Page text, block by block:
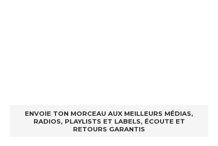
ENVOIE TON MORCEAU AUX MEILLEURS MÉDIAS,
RADIOS, PLAYLISTS ET LABELS, ÉCOUTE ET
RETOURS GARANTIS